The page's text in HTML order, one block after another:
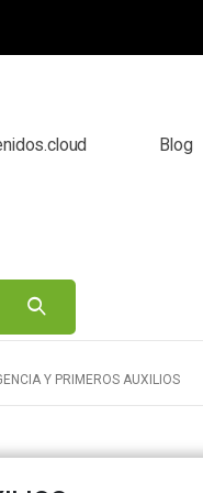
Blog
Y PRIMEROS AUXILIOS